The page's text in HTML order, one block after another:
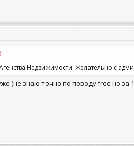
Недвижимости. Желательно с
(не знаю точно по поводу free но